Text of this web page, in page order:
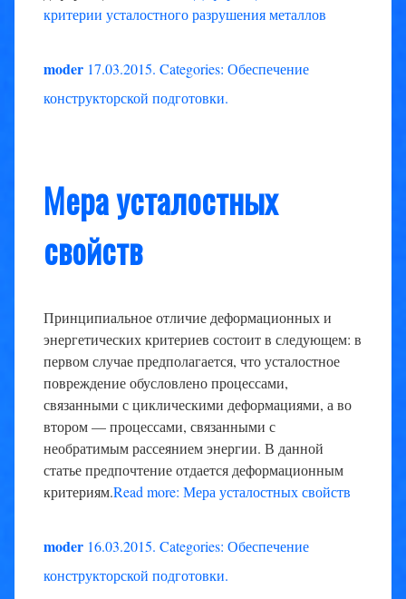
критерии усталостного разрушения металлов
moder 17.03.2015. Categories: Обеспечение
конструкторской подготовки.
Мера усталостных
свойств
Принципиальное отличие деформационных и
энергетических критериев состоит в следующем: в
первом случае предполагается, что усталостное
повреждение обусловлено процессами,
связанными с циклическими деформациями, а во
втором — процессами, связанными с
необратимым рассеянием энергии. В данной
статье предпочтение отдается деформационным
критериям.Read more: Мера усталостных свойств
moder 16.03.2015. Categories: Обеспечение
конструкторской подготовки.